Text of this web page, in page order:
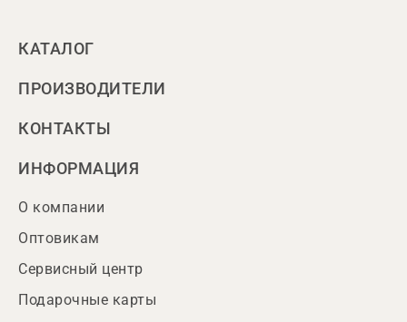
КАТАЛОГ
ПРОИЗВОДИТЕЛИ
КОНТАКТЫ
ИНФОРМАЦИЯ
О компании
Оптовикам
Сервисный центр
Подарочные карты